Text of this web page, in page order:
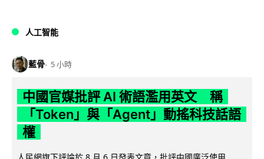
人工智能
藍骨 5 小時
中國官媒批評 AI 術語濫用英文 稱
「Token」與「Agent」動搖科技話語
權